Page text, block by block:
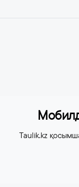
Taulik.kz